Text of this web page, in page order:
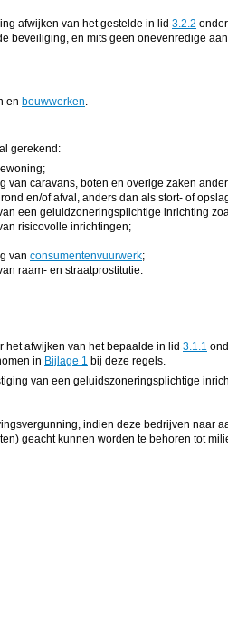
afwijken van het gestelde in lid 3.2.2
beveiliging, en mits geen onevenredige
en bouwwerken.
gerekend:
van caravans, boten en overige zaken
en/of afval, anders dan als stort- of
een geluidzoneringsplichtige inrichting
risicovolle inrichtingen;
van consumentenvuurwerk;
raam- en straatprostitutie.
afwijken van het bepaalde in lid 3.1.1
in Bijlage 1 bij deze regels.
van een geluidszoneringsplichtige
indien deze bedrijven naar
geacht kunnen worden te behoren tot